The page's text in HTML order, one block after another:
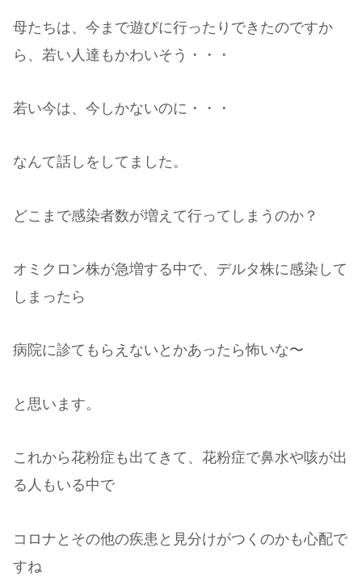
母たちは、今まで遊びに行ったりできたのですか
ら、若い人達もかわいそう・・・
若い今は、今しかないのに・・・
なんて話しをしてました。
どこまで感染者数が増えて行ってしまうのか？
オミクロン株が急増する中で、デルタ株に感染して
しまったら
病院に診てもらえないとかあったら怖いな〜
と思います。
これから花粉症も出てきて、花粉症で鼻水や咳が出
る人もいる中で
コロナとその他の疾患と見分けがつくのかも心配で
すね